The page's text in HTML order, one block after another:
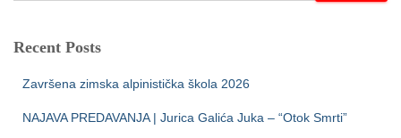
Recent Posts
Završena zimska alpinistička škola 2026
NAJAVA PREDAVANJA | Jurica Galića Juka – “Otok Smrti”